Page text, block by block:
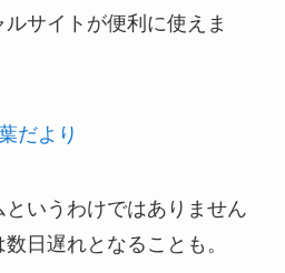
サイトが便利に使えま
だより
いうわけではありません
日遅れとなることも。